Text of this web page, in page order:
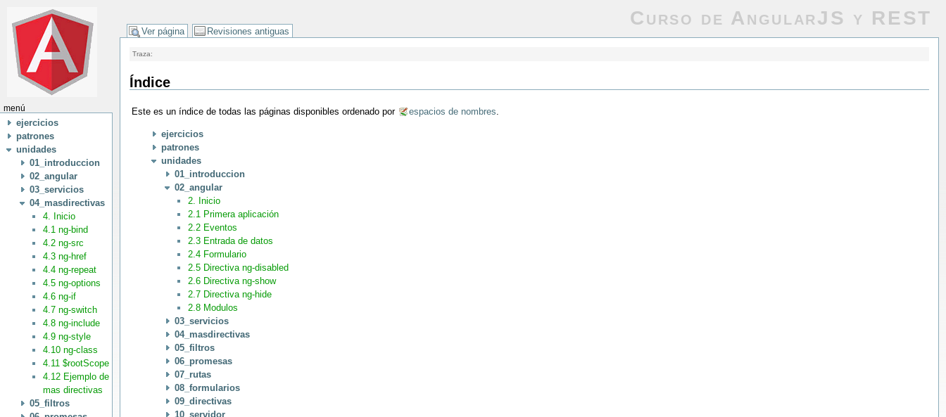
menú
ejercicios
patrones
unidades
01_introduccion
02_angular
03_servicios
04_masdirectivas
4. Inicio
4.1 ng-bind
4.2 ng-src
4.3 ng-href
4.4 ng-repeat
4.5 ng-options
4.6 ng-if
4.7 ng-switch
4.8 ng-include
4.9 ng-style
4.10 ng-class
4.11 $rootScope
4.12 Ejemplo de
mas directivas
05_filtros
Curso de AngularJS y REST
Ver página Revisiones antiguas
Traza:
Índice
Este es un índice de todas las páginas disponibles ordenado por espacios de nombres
ejercicios
patrones
unidades
01_introduccion
02_angular
2. Inicio
2.1 Primera aplicación
2.2 Eventos
2.3 Entrada de datos
2.4 Formulario
2.5 Directiva ng-disabled
2.6 Directiva ng-show
2.7 Directiva ng-hide
2.8 Modulos
03_servicios
04_masdirectivas
05_filtros
06_promesas
07_rutas
08_formularios
09_directivas
10_servidor